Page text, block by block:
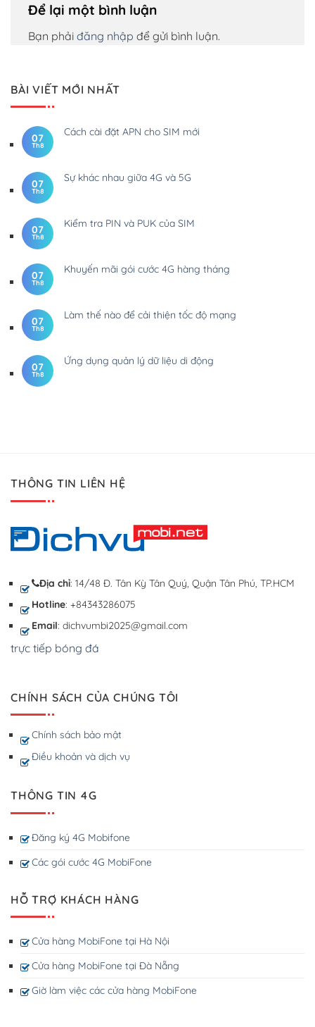
Để lại một bình luận
Bạn phải đăng nhập để gửi bình luận.
BÀI VIẾT MỚI NHẤT
07
Th8
Cách cài đặt APN cho SIM mới
07
Th8
Sự khác nhau giữa 4G và 5G
07
Th8
Kiểm tra PIN và PUK của SIM
07
Th8
Khuyến mãi gói cước 4G hàng tháng
07
Th8
Làm thế nào để cải thiện tốc độ mạng
07
Th8
Ứng dụng quản lý dữ liệu di động
THÔNG TIN LIÊN HỆ
Địa chỉ: 14/48 Đ. Tân Kỳ Tân Quý, Quận Tân Phú, TP.HCM
Hotline: +84343286075
Email: dichvumbi2025@gmail.com
trực tiếp bóng đá
CHÍNH SÁCH CỦA CHÚNG TÔI
Chính sách bảo mật
Điều khoản và dịch vụ
THÔNG TIN 4G
Đăng ký 4G Mobifone
Các gói cước 4G MobiFone
HỖ TRỢ KHÁCH HÀNG
Cửa hàng MobiFone tại Hà Nội
Cửa hàng MobiFone tại Đà Nẵng
Giờ làm việc các cửa hàng MobiFone